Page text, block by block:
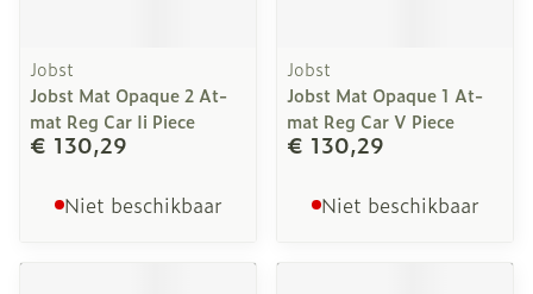
Jobst
Jobst Mat Opaque 2 At-
mat Reg Car Ii Piece
€ 130,29
Niet beschikbaar
Jobst
Jobst Mat Opaque 1 At-
mat Reg Car V Piece
€ 130,29
Niet beschikbaar